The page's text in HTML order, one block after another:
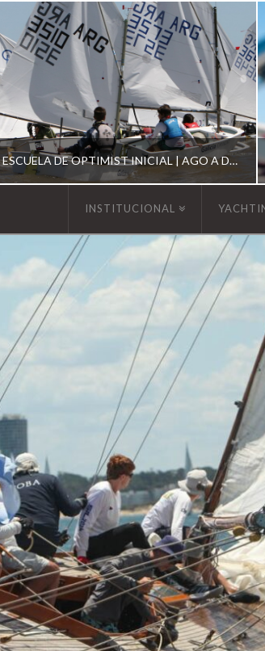
ESCUELA DE OPTIMIST INICIAL | AGO A DIC 2026
YCA
ESCUELA OPTIMIST
INSTITUCIONAL